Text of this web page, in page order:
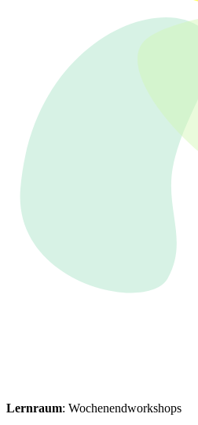
Lernraum: Wochenendworkshops